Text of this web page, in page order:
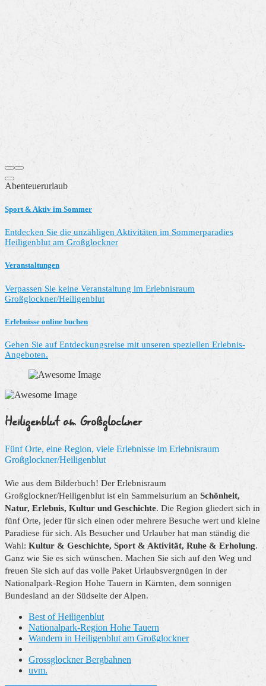
Abenteuerurlaub
Sport & Aktiv im Sommer
Entdecken Sie die unzähligen Aktivitäten im Sommerparadies
Heiligenblut am Großglockner
Veranstaltungen
Verpassen Sie keine Veranstaltung im Erlebnisraum
Großglockner/Heiligenblut
Erlebnisse online buchen
Gehen Sie auf Entdeckungsreise mit unseren speziellen Erlebnis-
Angeboten.
Heiligenblut am Großglockner
Fünf Orte, eine Region, viele Erlebnisse im Erlebnisraum
Großglockner/Heiligenblut
Wie aus dem Bilderbuch! Der Erlebnisraum
Großglockner/Heiligenblut ist ein Sammelsurium an Schönheit,
Natur, Erlebnis, Kultur und Geschichte. Die Region gliedert sich in
fünf Orte, jeder für sich einen oder mehrere Besuche wert und kleine
Paradiese für sich. Als Besucher und Urlauber hat man ständig die
Wahl: Kultur & Geschichte, Sport & Aktivität, Ruhe & Erholung.
Ganz wie Sie es sich wünschen. Machen Sie sich auf den Weg und
freuen Sie sich auf das volle Paket Urlaubsvergnügen in der
Nationalpark-Region Hohe Tauern in Kärnten, dem sonnigen
Bundesland an der Südseite der Alpen.
Best of Heiligenblut
Nationalpark-Region Hohe Tauern
Wandern in Heiligenblut am Großglockner
Grossglockner Bergbahnen
uvm.